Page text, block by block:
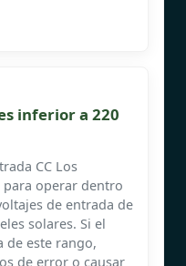
inferior a 220
CC Los
para operar dentro
de entrada de
solares. Si el
de este rango,
de error o causar